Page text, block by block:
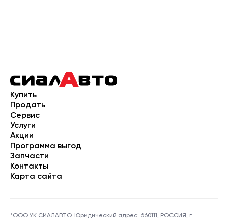
Купить
Продать
Сервис
Услуги
Акции
Программа выгод
Запчасти
Контакты
Карта сайта
*ООО УК СИАЛАВТО. Юридический адрес: 660111, РОССИЯ, г.